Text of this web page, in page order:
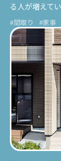
る人が増えて
#間取り #家事